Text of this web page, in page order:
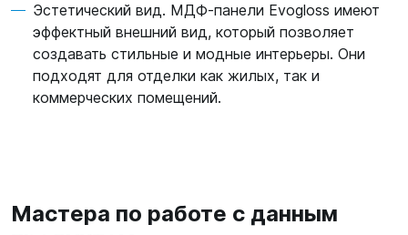
Эстетический вид. МДФ-панели Evogloss имеют
эффектный внешний вид, который позволяет
создавать стильные и модные интерьеры. Они
подходят для отделки как жилых, так и
коммерческих помещений.
Мастера по работе с данным